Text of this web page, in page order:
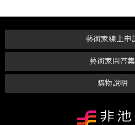
購物說明
藝術家問答集
藝術家線上申